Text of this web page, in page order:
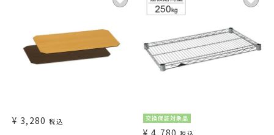
¥ 3,280 税込 交換保証対象品
¥ 4,780